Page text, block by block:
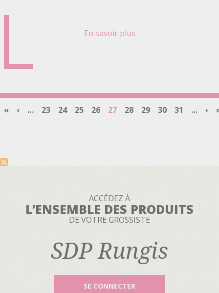
En savoir plus
Pagination
Première
«
Page
‹ … Page
23 Page
24 Page
25 Page
26
Page
27 Page
28 Page
29 Page
30 Page
31 … ›
ACCÉDEZ À
L’ENSEMBLE DES PRODUITS
DE VOTRE GROSSISTE
SDP Rungis
SE CONNECTER